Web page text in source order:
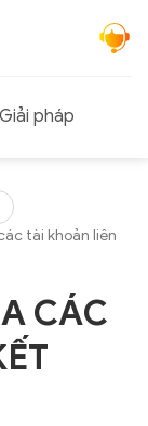
Giải pháp
tài khoản liên
CÁC